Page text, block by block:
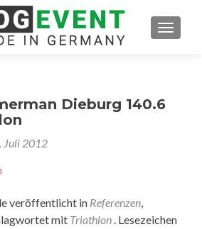
Dieburg 140.6
Juli 2012
veröffentlicht in Referenzen,
mit Triathlon . Lesezeichen